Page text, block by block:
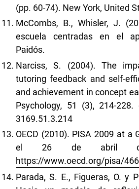
(pp. 60-74). New York, United
McCombs, B., Whisler, J.
escuela centradas en el
Paidós.
Narciss, S. (2004). The
tutoring feedback and self-
and achievement in concept
Psychology, 51 (3), 214-228.
3169.51.3.214
OECD (2010). PISA 2009 at a
el 26 de abril
https://www.oecd.org/pisa/
Parada, S. E., Figueras, O. y